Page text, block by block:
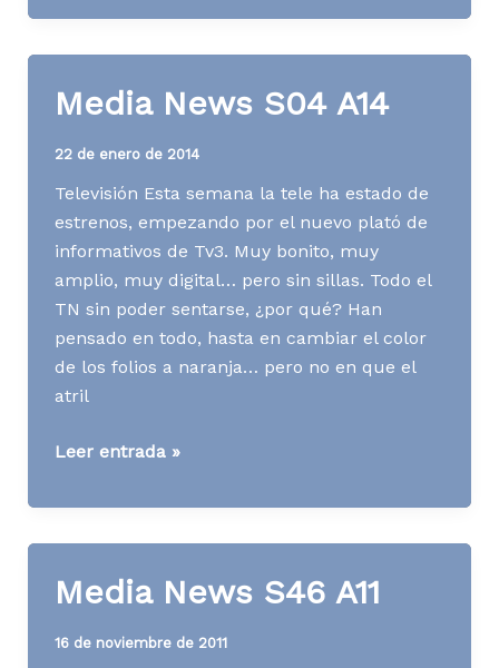
S46
Media News S04 A14
22 de enero de 2014
Televisión Esta semana la tele ha estado de
estrenos, empezando por el nuevo plató de
informativos de Tv3. Muy bonito, muy
amplio, muy digital… pero sin sillas. Todo el
TN sin poder sentarse, ¿por qué? Han
pensado en todo, hasta en cambiar el color
de los folios a naranja… pero no en que el
atril
Media
S04
Leer entrada »
Media News S46 A11
16 de noviembre de 2011